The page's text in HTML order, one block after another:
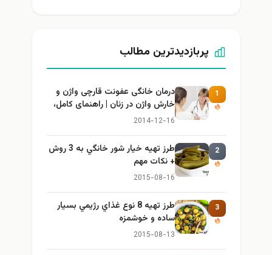
پربازدیدترین مطالب
1
درمان خانگی عفونت قارچی واژن و
خارش واژن در زنان | راهنمای کامل،
ایمن و کاربردی
2014-12-16
2
طرز تهيه خیار شور خانگي به 3 روش
+ نكات مهم
2015-08-16
3
طرز تهيه 8 نوع غذاي رژيمي بسيار
ساده و خوشمزه
2015-08-13